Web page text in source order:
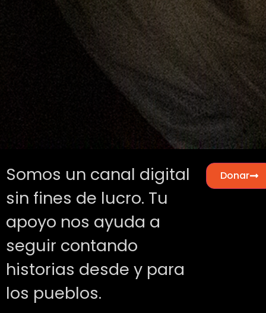
Somos un canal digital
sin fines de lucro. Tu
apoyo nos ayuda a
seguir contando
historias desde y para
los pueblos.
Donar